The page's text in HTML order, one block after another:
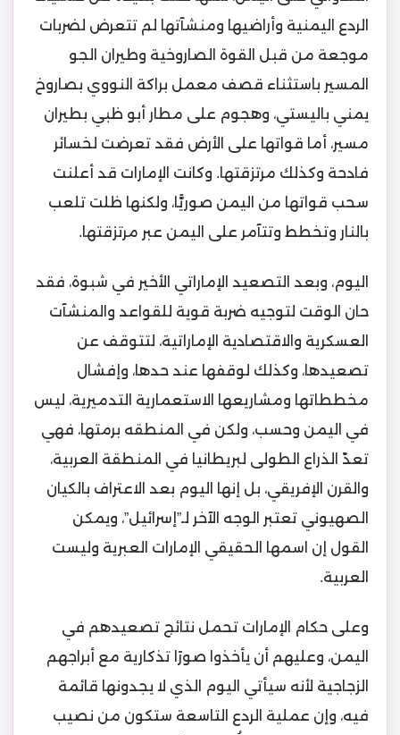
الردع اليمنية وأراضيها ومنشآتها لم تتعرض لضربات
موجعة من قبل القوة الصاروخية وطيران الجو
المسير باستثناء قصف معمل براكة النووي بصاروخ
يمني باليستي، وهجوم على مطار أبو ظبي بطيران
مسير، أما قواتها على الأرض فقد تعرضت لخسائر
فادحة وكذلك مرتزقتها. وكانت الإمارات قد أعلنت
سحب قواتها من اليمن صوريًّا، ولكنها ظلت تلعب
بالنار وتخطط وتتآمر على اليمن عبر مرتزقتها.
اليوم، وبعد التصعيد الإماراتي الأخير في شبوة، فقد
حان الوقت لتوجيه ضربة قوية للقواعد والمنشآت
العسكرية والاقتصادية الإماراتية، لتتوقف عن
تصعيدها، وكذلك لوقفها عند حدها، وإفشال
مخططاتها ومشاريعها الاستعمارية التدميرية، ليس
في اليمن وحسب، ولكن في المنطقه برمتها، فهي
تعدّ الذراع الطولى لبريطانيا في المنطقة العربية،
والقرن الإفريقي، بل إنها اليوم بعد الاعتراف بالكيان
الصهيوني تعتبر الوجه الآخر لـ”إسرائيل”، ويمكن
القول إن اسمها الحقيقي الإمارات العبرية وليست
العربية.
وعلى حكام الإمارات تحمل نتائج تصعيدهم في
اليمن، وعليهم أن يأخذوا صورًا تذكارية مع أبراجهم
الزجاجية لأنه سيأتي اليوم الذي لا يجدونها قائمة
فيه، وإن عملية الردع التاسعة ستكون من نصيب